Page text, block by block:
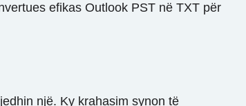
efikas Outlook PST në TXT për
një. Ky krahasim synon të